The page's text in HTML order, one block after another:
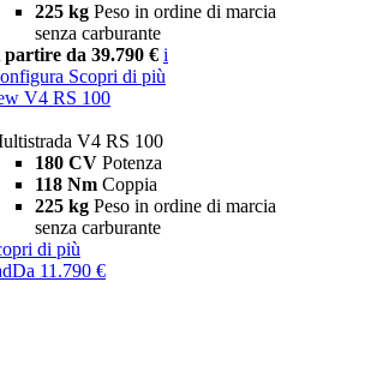
225 kg Peso in ordine di marcia
senza carburante
partire da 39.790 € i
Scopri di più
V4 RS 100
V4 RS 100
180 CV Potenza
118 Nm Coppia
225 kg Peso in ordine di marcia
senza carburante
di più
Da 11.790 €